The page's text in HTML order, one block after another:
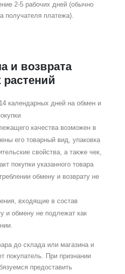
2-5 рабочих дней (обычно
получателя платежа).
и возврата
растений
календарных дней на обмен и
качества возможен в
его товарный вид, упаковка
свойства, а также чек,
покупки указанного товара
обмену и возврату не
входящие в состав
и обмену не подлежат как
до склада или магазина и
покупатель. При признании
предоставить